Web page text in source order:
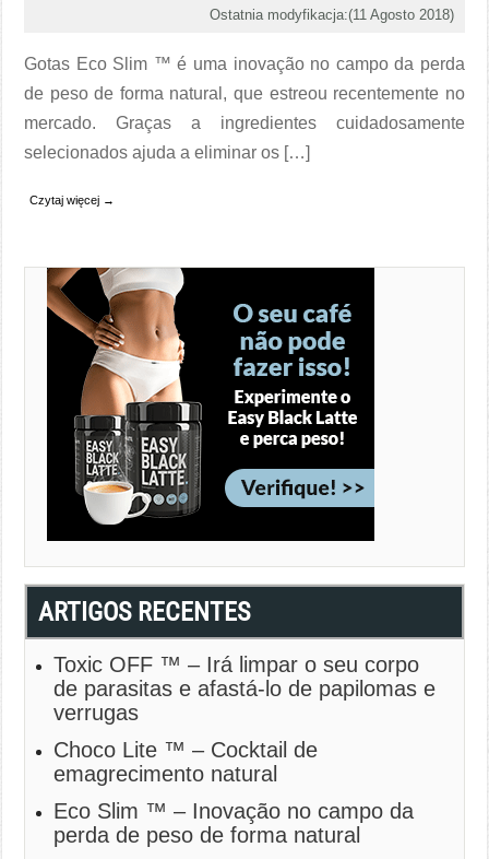
Ostatnia modyfikacja:(11 Agosto 2018)
Gotas Eco Slim ™ é uma inovação no campo da perda
de peso de forma natural, que estreou recentemente no
mercado. Graças a ingredientes cuidadosamente
selecionados ajuda a eliminar os […]
Czytaj więcej →
ARTIGOS RECENTES
Toxic OFF ™ – Irá limpar o seu corpo
de parasitas e afastá-lo de papilomas e
verrugas
Choco Lite ™ – Cocktail de
emagrecimento natural
Eco Slim ™ – Inovação no campo da
perda de peso de forma natural